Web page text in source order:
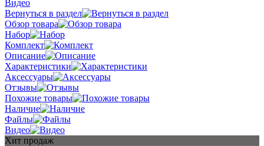
Видео
Вернуться в раздел
Обзор товара
Набор
Комплект
Описание
Характеристики
Аксессуары
Отзывы
Похожие товары
Наличие
Файлы
Видео
Хит продаж